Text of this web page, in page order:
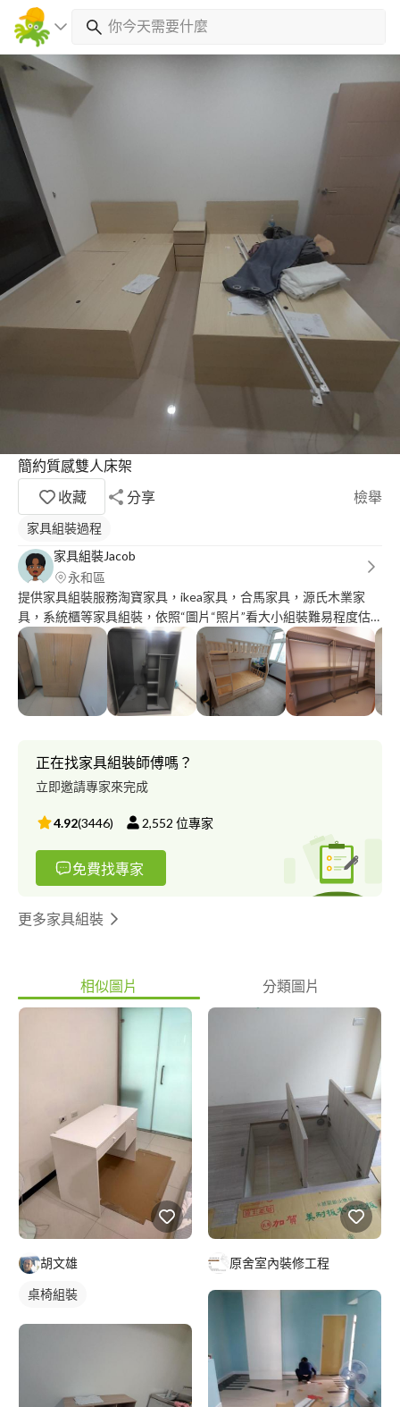
簡約質感雙人床架
收藏
分享 檢舉
家具組裝過程
家具組裝Jacob
永和區
提供家具組裝服務淘寶家具，ikea家具，合馬家具，源氏木業家
具，系統櫃等家具組裝，依照“圖片“照片”看大小組裝難易程度估
價這樣子。 資料裡面有些案例圖片可以參考 ∆舊家具拆裝沒運送服
務
正在找家具組裝師傅嗎？
立即邀請專家來完成
4.92(3446) 2,552 位專家
免費找專家
更多家具組裝
相似圖片 分類圖片
胡文雄
桌椅組裝
原舍室內裝修工程